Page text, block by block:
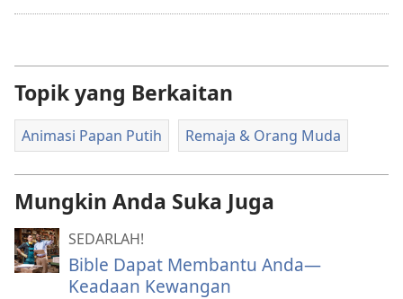
untuk
Topik yang Berkaitan
Animasi Papan Putih Remaja & Orang Muda
Mungkin Anda Suka Juga
SEDARLAH!
Bible Dapat Membantu Anda​—
Keadaan Kewangan